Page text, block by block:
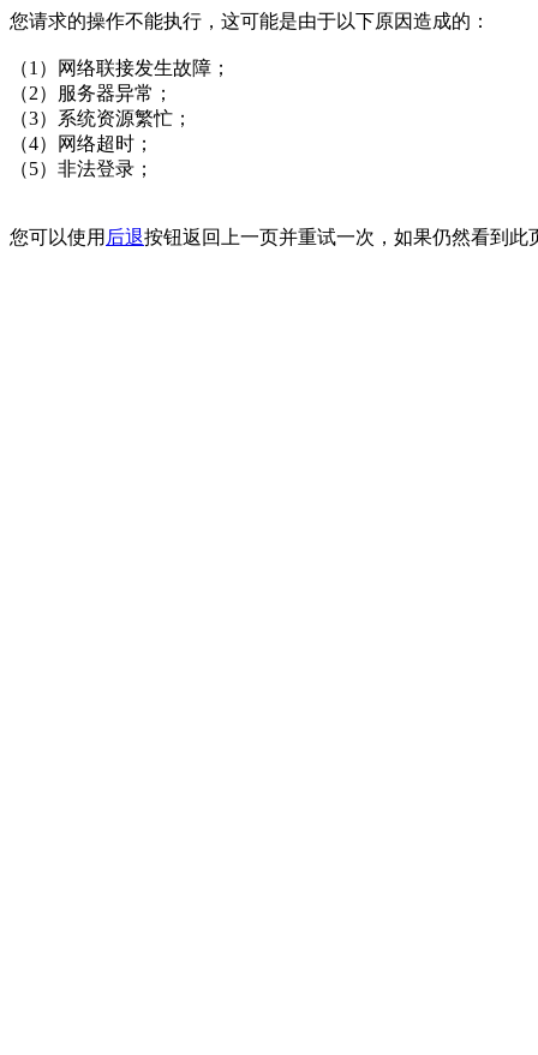
您请求的操作不能执行，这可能是由于以下原因造成的：
（1）网络联接发生故障；
（2）服务器异常；
（3）系统资源繁忙；
（4）网络超时；
（5）非法登录；
您可以使用 后退按钮返回上一页并重试一次，如果仍然看到此